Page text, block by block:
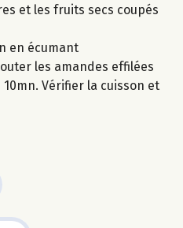
et les fruits secs coupés
en écumant
les amandes effilées
Vérifier la cuisson et